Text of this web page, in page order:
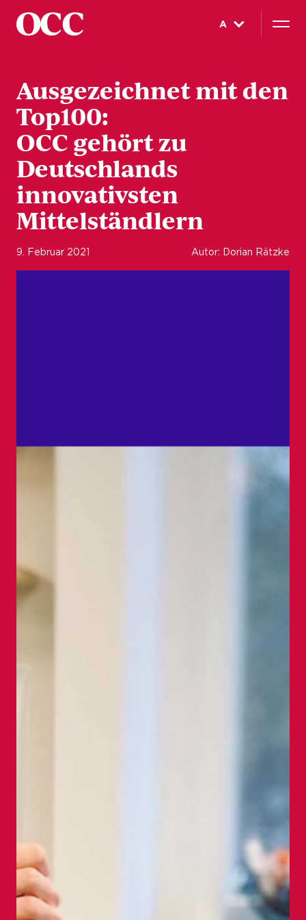
A
Ausgezeichnet mit den
Top100:
OCC gehört zu
Deutschlands
innovativsten
Mittelständlern
9. Februar 2021 Autor: Dorian Rätzke